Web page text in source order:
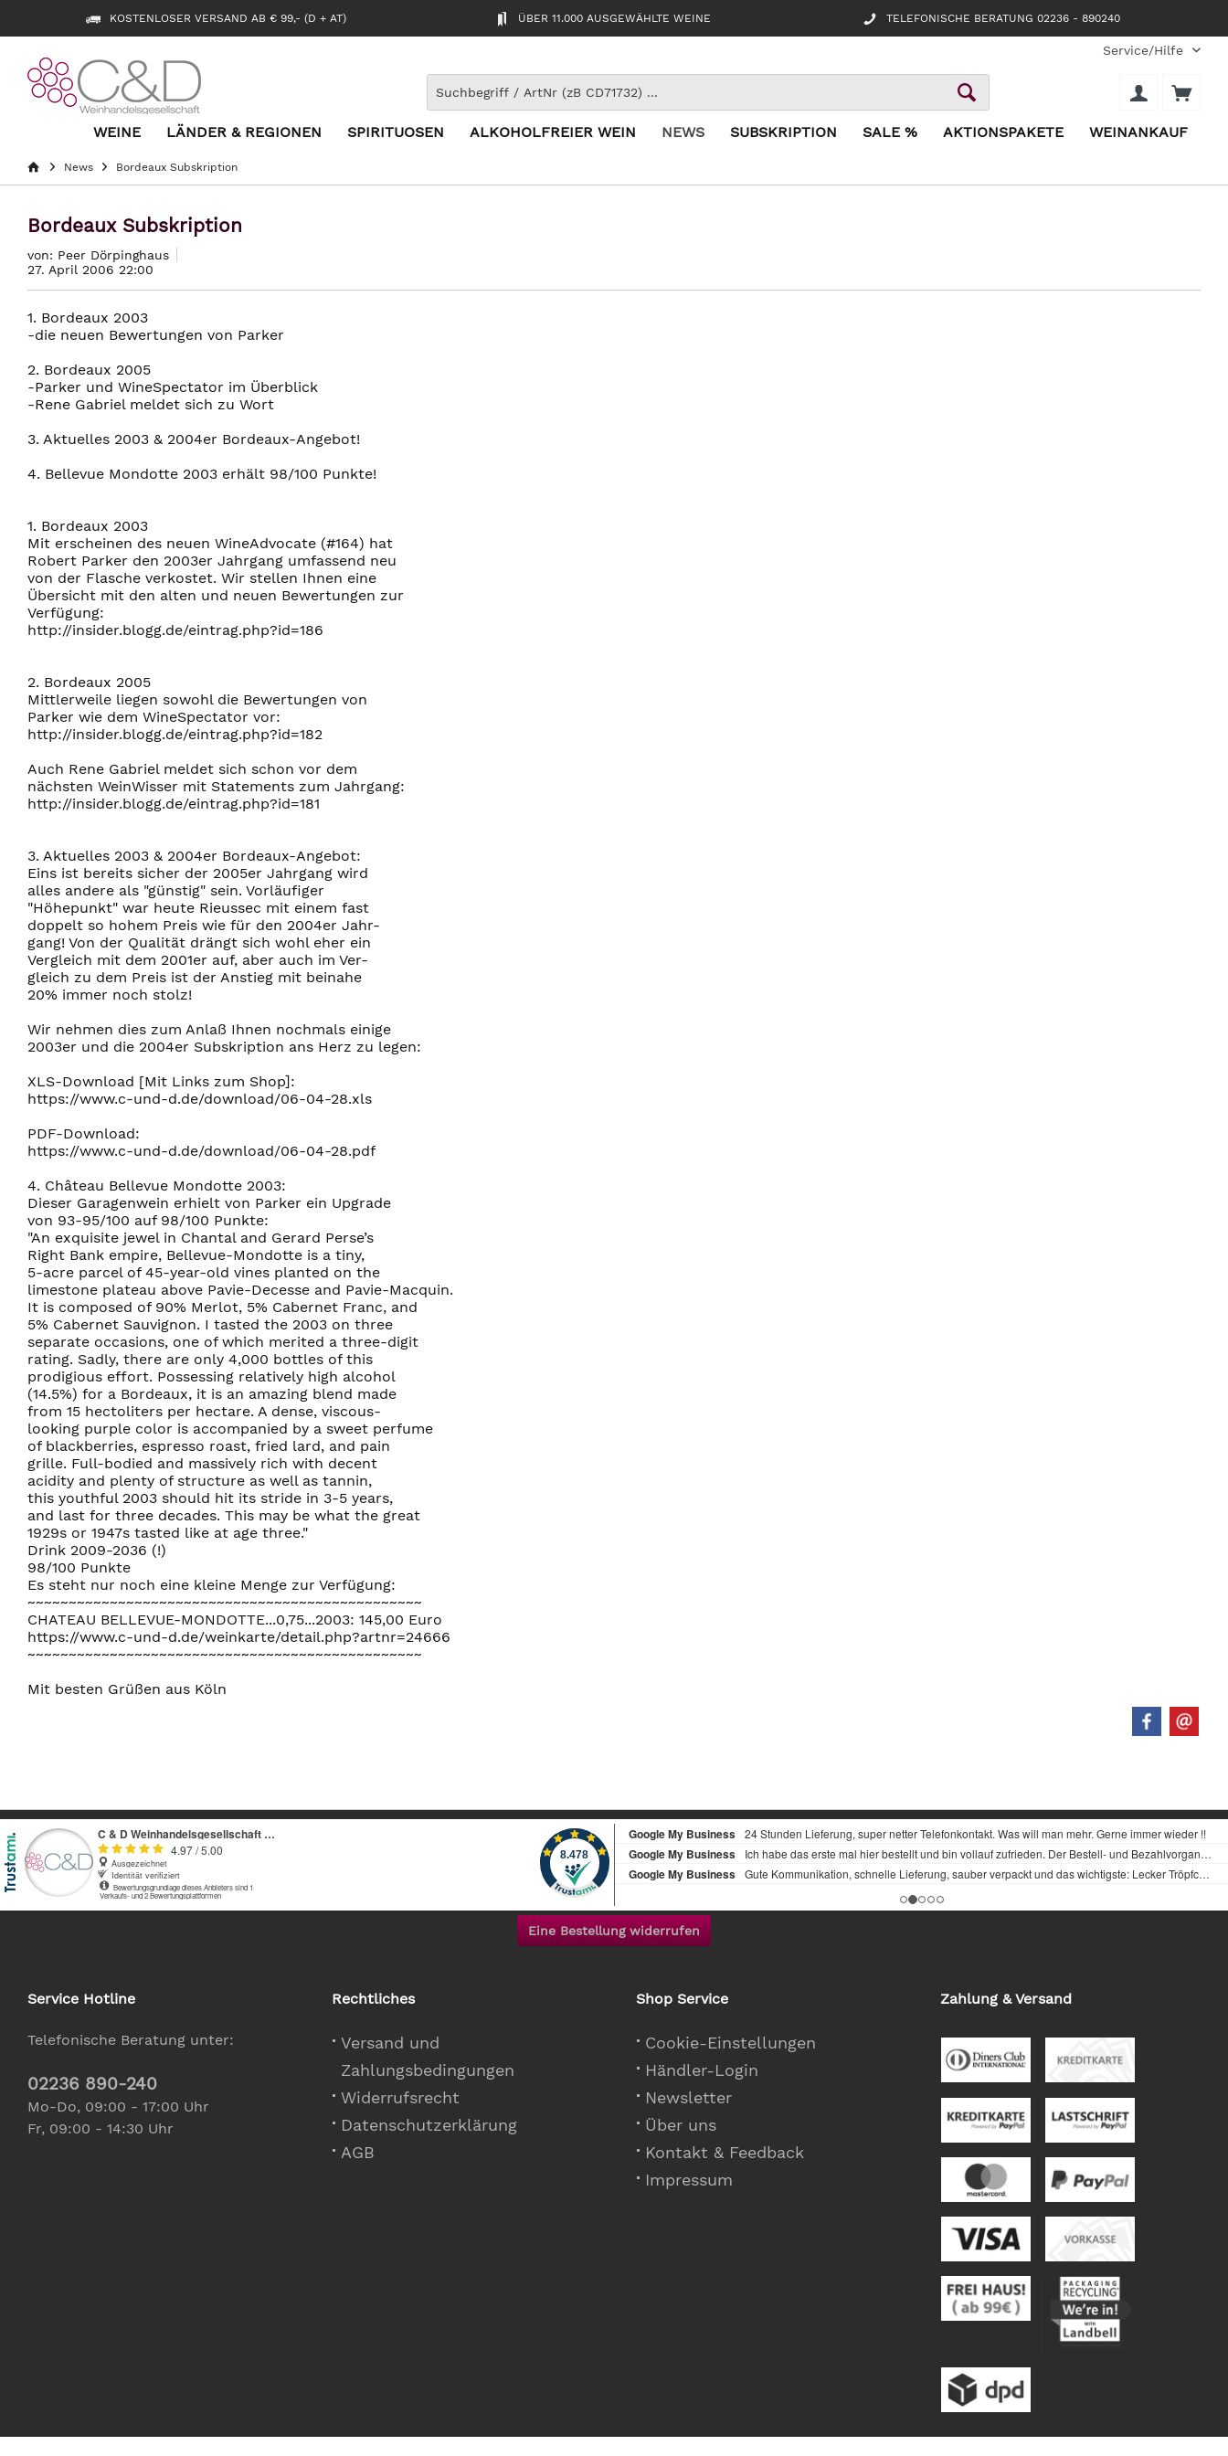
KOSTENLOSER VERSAND AB € 99,- (D + AT) ÜBER 11.000 AUSGEWÄHLTE WEINE TELEFONISCHE BERATUNG 02236 - 890240
Service/Hilfe
WEINE LÄNDER & REGIONEN SPIRITUOSEN ALKOHOLFREIER WEIN NEWS SUBSKRIPTION SALE % AKTIONSPAKETE WEINANKAUF
News Bordeaux Subskription
Bordeaux Subskription
von: Peer Dörpinghaus
27. April 2006 22:00
1. Bordeaux 2003
-die neuen Bewertungen von Parker
2. Bordeaux 2005
-Parker und WineSpectator im Überblick
-Rene Gabriel meldet sich zu Wort
3. Aktuelles 2003 & 2004er Bordeaux-Angebot!
4. Bellevue Mondotte 2003 erhält 98/100 Punkte!
1. Bordeaux 2003
Mit erscheinen des neuen WineAdvocate (#164) hat
Robert Parker den 2003er Jahrgang umfassend neu
von der Flasche verkostet. Wir stellen Ihnen eine
Übersicht mit den alten und neuen Bewertungen zur
Verfügung:
http://insider.blogg.de/eintrag.php?id=186
2. Bordeaux 2005
Mittlerweile liegen sowohl die Bewertungen von
Parker wie dem WineSpectator vor:
http://insider.blogg.de/eintrag.php?id=182
Auch Rene Gabriel meldet sich schon vor dem
nächsten WeinWisser mit Statements zum Jahrgang:
http://insider.blogg.de/eintrag.php?id=181
3. Aktuelles 2003 & 2004er Bordeaux-Angebot:
Eins ist bereits sicher der 2005er Jahrgang wird
alles andere als "günstig" sein. Vorläufiger
"Höhepunkt" war heute Rieussec mit einem fast
doppelt so hohem Preis wie für den 2004er Jahr-
gang! Von der Qualität drängt sich wohl eher ein
Vergleich mit dem 2001er auf, aber auch im Ver-
gleich zu dem Preis ist der Anstieg mit beinahe
20% immer noch stolz!
Wir nehmen dies zum Anlaß Ihnen nochmals einige
2003er und die 2004er Subskription ans Herz zu legen:
XLS-Download [Mit Links zum Shop]:
https://www.c-und-d.de/download/06-04-28.xls
PDF-Download:
https://www.c-und-d.de/download/06-04-28.pdf
4. Château Bellevue Mondotte 2003:
Dieser Garagenwein erhielt von Parker ein Upgrade
von 93-95/100 auf 98/100 Punkte:
"An exquisite jewel in Chantal and Gerard Perse’s
Right Bank empire, Bellevue-Mondotte is a tiny,
5-acre parcel of 45-year-old vines planted on the
limestone plateau above Pavie-Decesse and Pavie-Macquin.
It is composed of 90% Merlot, 5% Cabernet Franc, and
5% Cabernet Sauvignon. I tasted the 2003 on three
separate occasions, one of which merited a three-digit
rating. Sadly, there are only 4,000 bottles of this
prodigious effort. Possessing relatively high alcohol
(14.5%) for a Bordeaux, it is an amazing blend made
from 15 hectoliters per hectare. A dense, viscous-
looking purple color is accompanied by a sweet perfume
of blackberries, espresso roast, fried lard, and pain
grille. Full-bodied and massively rich with decent
acidity and plenty of structure as well as tannin,
this youthful 2003 should hit its stride in 3-5 years,
and last for three decades. This may be what the great
1929s or 1947s tasted like at age three."
Drink 2009-2036 (!)
98/100 Punkte
Es steht nur noch eine kleine Menge zur Verfügung:
~~~~~~~~~~~~~~~~~~~~~~~~~~~~~~~~~~~~~~~~~~~~~~~~
CHATEAU BELLEVUE-MONDOTTE...0,75...2003: 145,00 Euro
https://www.c-und-d.de/weinkarte/detail.php?artnr=24666
~~~~~~~~~~~~~~~~~~~~~~~~~~~~~~~~~~~~~~~~~~~~~~~~
Mit besten Grüßen aus Köln
Eine Bestellung widerrufen
Service Hotline
Telefonische Beratung unter:
02236 890-240
Mo-Do, 09:00 - 17:00 Uhr
Fr, 09:00 - 14:30 Uhr
Rechtliches
Versand und
Zahlungsbedingungen
Widerrufsrecht
Datenschutzerklärung
AGB
Shop Service
Cookie-Einstellungen
Händler-Login
Newsletter
Über uns
Kontakt & Feedback
Impressum
Zahlung & Versand